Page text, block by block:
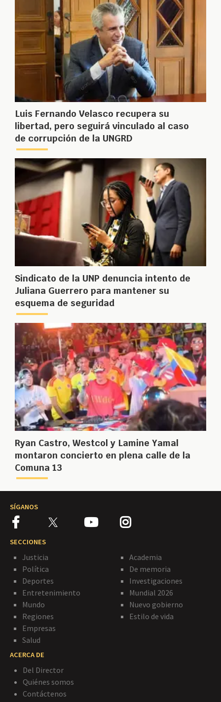
Luis Fernando Velasco recupera su
libertad, pero seguirá vinculado al caso
de corrupción de la UNGRD
Sindicato de la UNP denuncia intento de
Juliana Guerrero para mantener su
esquema de seguridad
Ryan Castro, Westcol y Lamine Yamal
montaron concierto en plena calle de la
Comuna 13
SÍGANOS
SECCIONES
Justicia
Política
Deportes
Entretenimiento
Mundo
Regiones
Empresas
Salud
Academia
De memoria
Investigaciones
Mundial 2026
Nuevo gobierno
Estilo de vida
ACERCA DE
Del Director
Quiénes somos
Contáctenos